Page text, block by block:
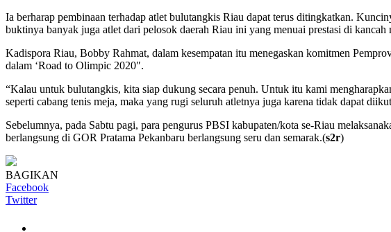
Ia berharap pembinaan terhadap atlet bulutangkis Riau dapat terus ditingkatkan.
buktinya banyak juga atlet dari pelosok daerah Riau ini yang menuai prestasi di kancah
Kadispora Riau, Bobby Rahmat, dalam kesempatan itu menegaskan komitmen
dalam ‘Road to Olimpic 2020″.
“Kalau untuk bulutangkis, kita siap dukung secara penuh. Untuk itu kami
seperti cabang tenis meja, maka yang rugi seluruh atletnya juga karena tidak dapat
Sebelumnya, pada Sabtu pagi, para pengurus PBSI kabupaten/kota se-Riau
berlangsung di GOR Pratama Pekanbaru berlangsung seru dan semarak.(s2r)
BAGIKAN
Facebook
Twitter